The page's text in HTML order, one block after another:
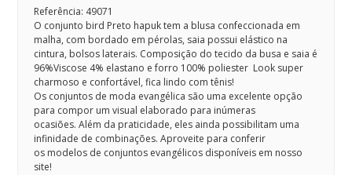
Referência: 49071
O conjunto bird Preto hapuk tem a blusa confeccionada em
malha, com bordado em pérolas, saia possui elástico na
cintura, bolsos laterais. Composição do tecido da busa e saia é
96%Viscose 4% elastano e forro 100% poliester Look super
charmoso e confortável, fica lindo com tênis!
Os conjuntos de moda evangélica são uma excelente opção
para compor um visual elaborado para inúmeras
ocasiões. Além da praticidade, eles ainda possibilitam uma
infinidade de combinações. Aproveite para conferir
os modelos de conjuntos evangélicos disponíveis em nosso
site!